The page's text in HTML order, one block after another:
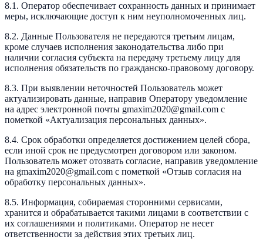
8.1. Оператор обеспечивает сохранность данных и принимает
меры, исключающие доступ к ним неуполномоченных лиц.
8.2. Данные Пользователя не передаются третьим лицам,
кроме случаев исполнения законодательства либо при
наличии согласия субъекта на передачу третьему лицу для
исполнения обязательств по гражданско-правовому договору.
8.3. При выявлении неточностей Пользователь может
актуализировать данные, направив Оператору уведомление
на адрес электронной почты gmaxim2020@gmail.com с
пометкой «Актуализация персональных данных».
8.4. Срок обработки определяется достижением целей сбора,
если иной срок не предусмотрен договором или законом.
Пользователь может отозвать согласие, направив уведомление
на gmaxim2020@gmail.com с пометкой «Отзыв согласия на
обработку персональных данных».
8.5. Информация, собираемая сторонними сервисами,
хранится и обрабатывается такими лицами в соответствии с
их соглашениями и политиками. Оператор не несет
ответственности за действия этих третьих лиц.